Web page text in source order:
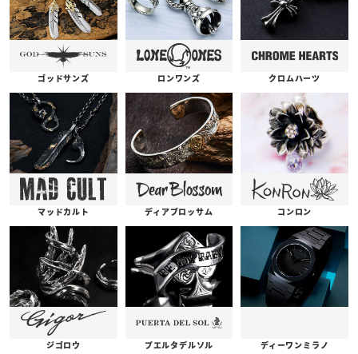
ゴッドサンズ ロンワンズ クロムハーツ
マッドカルト ディアブロッサム コンロン
ジゴロウ プエルタデルソル ディーワンミラノ